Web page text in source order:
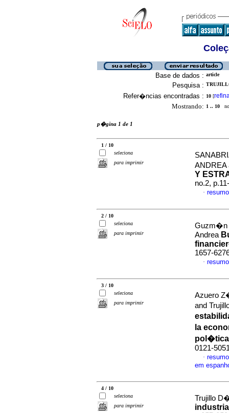
Base de dados : article
Pesquisa :
Refer�ncias encontradas : 10 [
Mostrando: 1 .. 10
p�gina 1 de 1
1 / 10
seleciona
para imprimir
Y
no.2,
·
2 / 10
seleciona
para imprimir
Guzm�n
Andrea
1657-
·
3 / 10
seleciona
para imprimir
Azuero
and
la
pol�tica
0121-
·
em
4 / 10
seleciona
para imprimir
Trujillo